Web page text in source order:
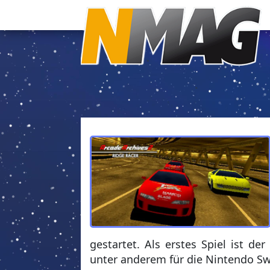
gestartet. Als erstes Spiel ist der
unter anderem für die Nintendo